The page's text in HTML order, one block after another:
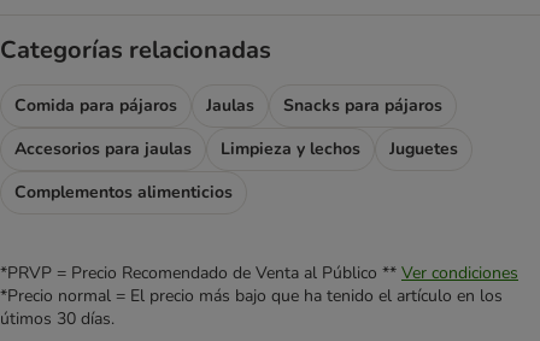
Categorías relacionadas
Comida para pájaros Jaulas
Snacks para pájaros
Accesorios para jaulas
Limpieza y lechos
Juguetes
Complementos alimenticios
*PRVP = Precio Recomendado de Venta al Público ** Ver condiciones
*Precio normal = El precio más bajo que ha tenido el artículo en los
útimos 30 días.